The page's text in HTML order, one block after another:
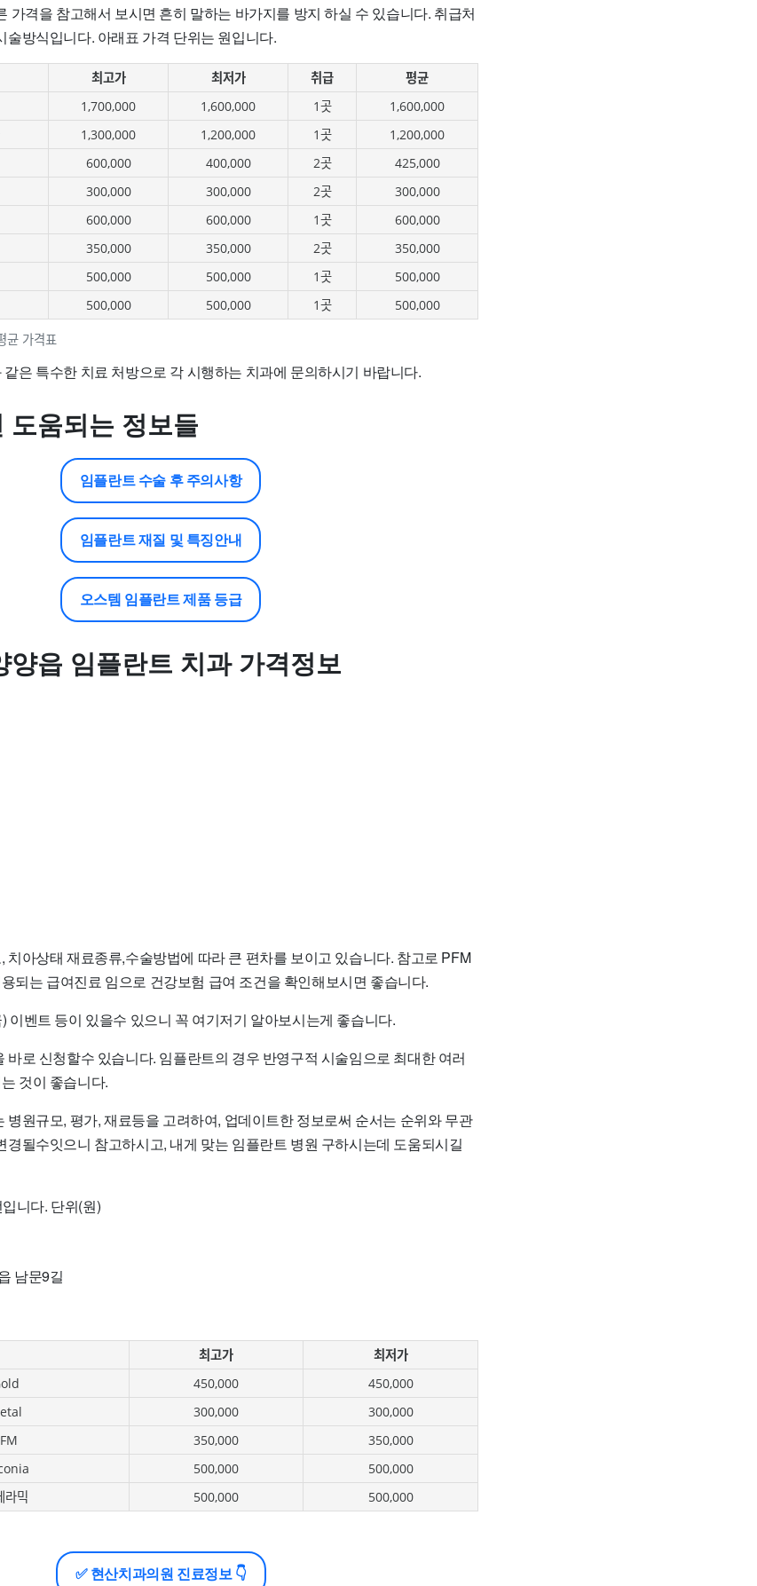
가격을 참고해서 보시면 흔히 말하는 바가지를 방지 하실 수 있습니다. 취급처
술방식입니다. 아래표 가격 단위는 원입니다.
균 가격표
최고가 최저가 취급
평균
1,700,000 1,600,000 1곳
1,600,000
1,300,000 1,200,000 1곳
1,200,000
600,000 400,000 2곳
425,000
300,000 300,000 2곳
300,000
600,000 600,000 1곳
600,000
350,000 350,000 2곳
350,000
500,000 500,000 1곳
500,000
500,000 500,000 1곳 500,000
은 특수한 치료 처방으로 각 시행하는 치과에 문의하시기 바랍니다.
도움되는 정보들
임플란트 수술 후 주의사항
임플란트 재질 및 특징안내
오스템 임플란트 제품 등급
양읍 임플란트 치과 가격정보
치아상태 재료종류,수술방법에 따라 큰 편차를 보이고 있습니다. 참고로 PFM
되는 급여진료 임으로 건강보험 급여 조건을 확인해보시면 좋습니다.
이벤트 등이 있을수 있으니 꼭 여기저기 알아보시는게 좋습니다.
바로 신청할수 있습니다. 임플란트의 경우 반영구적 시술임으로 최대한 여러
것이 좋습니다.
병원규모, 평가, 재료등을 고려하여, 업데이트한 정보로써 순서는 순위와 무관
경될수잇으니 참고하시고, 내게 맞는 임플란트 병원 구하시는데 도움되시길
니다. 단위(원)
남문9길
최고가
최저가
450,000
450,000
300,000
300,000
350,000
350,000
500,000
500,000
라믹
500,000 500,000
✅ 현산치과의원 진료정보 👇